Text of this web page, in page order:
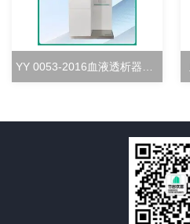
YY 0053-2016血液透析器超滤率测试仪